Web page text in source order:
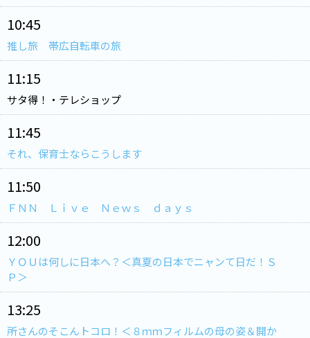
10:45
推し旅 帯広自転車の旅
11:15
サタ得！・テレショップ
11:45
それ、保育士ならこうします
11:50
ＦＮＮ Ｌｉｖｅ Ｎｅｗｓ ｄａｙｓ
12:00
ＹＯＵは何しに日本へ？＜真夏の日本でニャンて日だ！Ｓ
Ｐ＞
13:25
所さんのそこんトコロ！＜８ｍｍフィルムの母の姿＆開か